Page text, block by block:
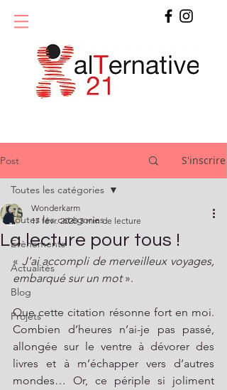
Post S'inscrire
Toutes les catégories
Evènements
Actualités
Blog
Projets
Toutes les catégories
La lecture pour tous !
Wonderkarm
17 févr. 2020 3 min de lecture
« J’ai accompli de merveilleux voyages,
embarqué sur un mot ».
Que cette citation résonne fort en moi.
Combien d’heures n’ai-je pas passé,
allongée sur le ventre à dévorer des
livres et à m’échapper vers d’autres
mondes… Or, ce périple si joliment